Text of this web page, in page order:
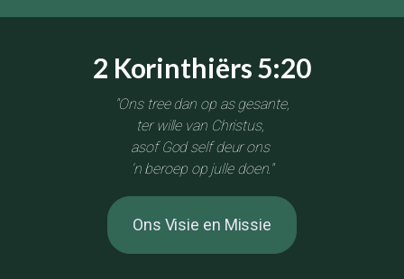
2 Korinthiërs 5:20
"Ons tree dan op as gesante,
ter wille van Christus,
asof God self deur ons
'n beroep op julle doen."
Ons Visie en Missie